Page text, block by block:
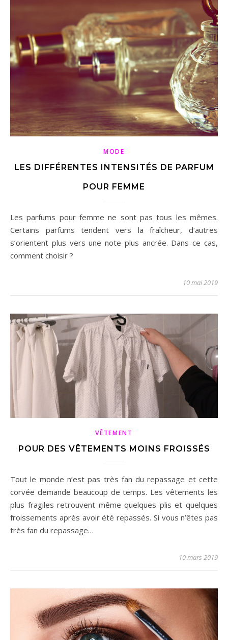
MODE
LES DIFFÉRENTES INTENSITÉS DE PARFUM
POUR FEMME
Les parfums pour femme ne sont pas tous les mêmes.
Certains parfums tendent vers la fraîcheur, d’autres
s’orientent plus vers une note plus ancrée. Dans ce cas,
comment choisir ?
10 mai 2019
VÊTEMENT
POUR DES VÊTEMENTS MOINS FROISSÉS
Tout le monde n’est pas très fan du repassage et cette
corvée demande beaucoup de temps. Les vêtements les
plus fragiles retrouvent même quelques plis et quelques
froissements après avoir été repassés. Si vous n’êtes pas
très fan du repassage…
10 mars 2019